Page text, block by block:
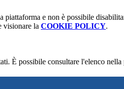
piattaforma e non è possibile
visionare la COOKIE POLICY.
È possibile consultare l'elenco